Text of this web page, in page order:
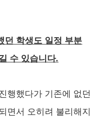
던 학생도 일정 부분
수 있습니다.
행했다가 기존에 없던
면서 오히려 불리해지